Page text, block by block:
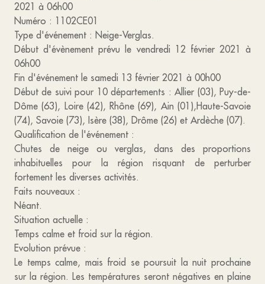
2021 à 06h00
Numéro : 1102CE01
Type d'événement : Neige-Verglas.
Début d'évènement prévu le vendredi 12 février 2021 à
06h00
Fin d'événement le samedi 13 février 2021 à 00h00
Début de suivi pour 10 départements : Allier (03), Puy-de-
Dôme (63), Loire (42), Rhône (69), Ain (01),Haute-Savoie
(74), Savoie (73), Isère (38), Drôme (26) et Ardèche (07).
Qualification de l'événement :
Chutes de neige ou verglas, dans des proportions
inhabituelles pour la région risquant de perturber
fortement les diverses activités.
Faits nouveaux :
Néant.
Situation actuelle :
Temps calme et froid sur la région.
Evolution prévue :
Le temps calme, mais froid se poursuit la nuit prochaine
sur la région. Les températures seront négatives en plaine